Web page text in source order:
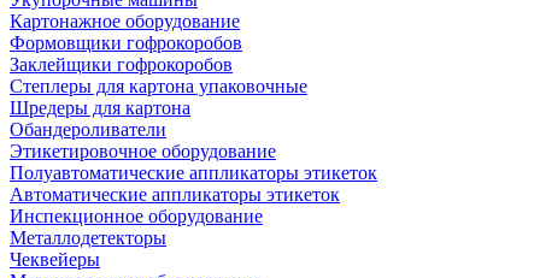
Картонажное оборудование
Формовщики гофрокоробов
Заклейщики гофрокоробов
Степлеры для картона упаковочные
Шредеры для картона
Обандероливатели
Этикетировочное оборудование
Полуавтоматические аппликаторы этикеток
Автоматические аппликаторы этикеток
Инспекционное оборудование
Металлодетекторы
Чеквейеры